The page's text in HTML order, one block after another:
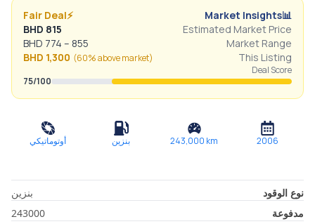
📊
Market Insights
⚡
Fair Deal
Estimated Market Price
BHD 815
Market Range
BHD 774 – 855
This Listing
BHD 1,300 (60% abovemarket)
Deal Score
75/100
2006
243,000 km بنزين أوتوماتيكي
نوع الوقود
بنزين
مدفوعة
243000